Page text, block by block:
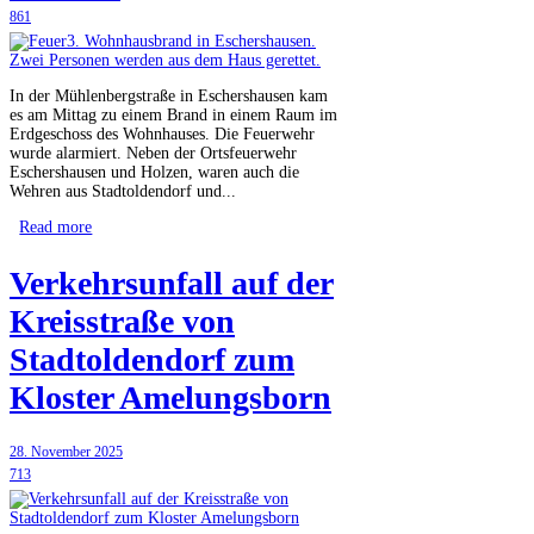
861
In der Mühlenbergstraße in Eschershausen kam
es am Mittag zu einem Brand in einem Raum im
Erdgeschoss des Wohnhauses. Die Feuerwehr
wurde alarmiert. Neben der Ortsfeuerwehr
Eschershausen und Holzen, waren auch die
Wehren aus Stadtoldendorf und...
Read more
Verkehrsunfall auf der
Kreisstraße von
Stadtoldendorf zum
Kloster Amelungsborn
28. November 2025
713